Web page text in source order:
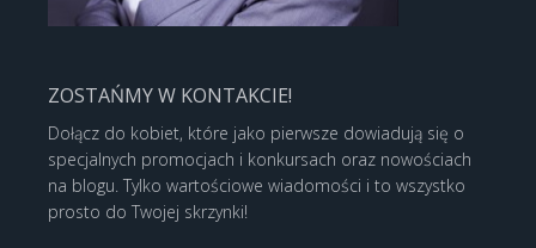
ZOSTAŃMY W KONTAKCIE!
Dołącz do kobiet, które jako pierwsze dowiadują się o
specjalnych promocjach i konkursach oraz nowościach
na blogu. Tylko wartościowe wiadomości i to wszystko
prosto do Twojej skrzynki!